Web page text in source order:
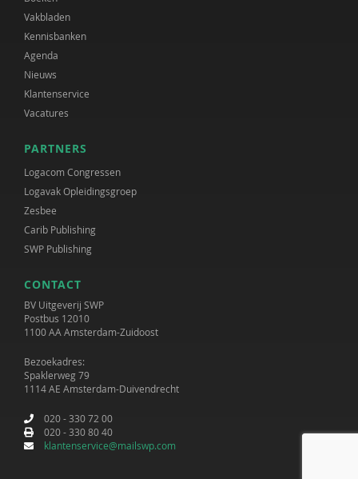
Vakbladen
Kennisbanken
Agenda
Nieuws
Klantenservice
Vacatures
PARTNERS
Logacom Congressen
Logavak Opleidingsgroep
Zesbee
Carib Publishing
SWP Publishing
CONTACT
BV Uitgeverij SWP
Postbus 12010
1100 AA Amsterdam-Zuidoost
Bezoekadres:
Spaklerweg 79
1114 AE Amsterdam-Duivendrecht
020 - 330 72 00
020 - 330 80 40
klantenservice@mailswp.com